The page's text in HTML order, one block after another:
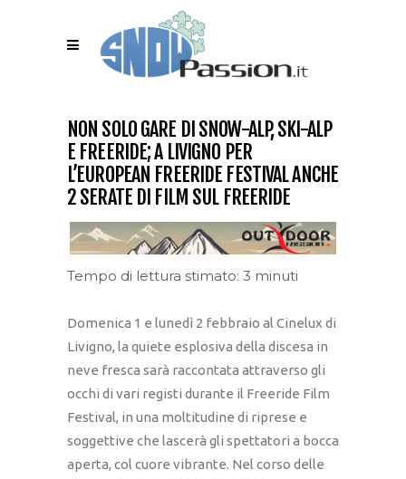
NON SOLO GARE DI SNOW-ALP, SKI-ALP
E FREERIDE; A LIVIGNO PER
L’EUROPEAN FREERIDE FESTIVAL ANCHE
2 SERATE DI FILM SUL FREERIDE
Tempo di lettura stimato: 3 minuti
Domenica 1 e lunedì 2 febbraio al Cinelux di
Livigno, la quiete esplosiva della discesa in
neve fresca sarà raccontata attraverso gli
occhi di vari registi durante il Freeride Film
Festival, in una moltitudine di riprese e
soggettive che lascerà gli spettatori a bocca
aperta, col cuore vibrante. Nel corso delle